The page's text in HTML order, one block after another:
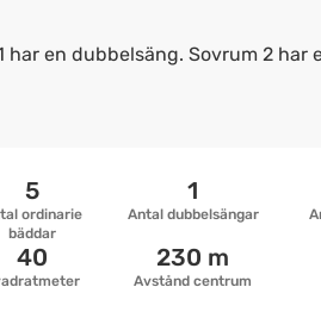
har en dubbelsäng. Sovrum 2 har
ordinarie
bäddar
5
Antal dubbelsängar
1
40
Avstånd centrum
230 m